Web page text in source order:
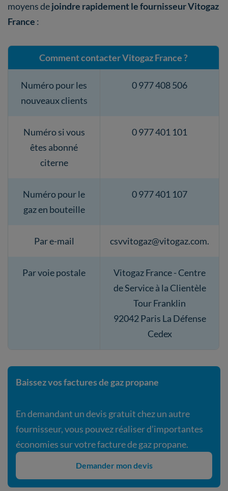
moyens dejoindre rapidement le fournisseur Vitogaz
France :
Comment contacter Vitogaz France ?
Numéro pour les
nouveaux clients
0 977 408 506
Numéro si vous
êtes abonné
citerne
0 977 401 101
Numéro pour le
gaz en bouteille
0 977 401 107
Par e-mail csvvitogaz@vitogaz.com.
Par voie postale
Vitogaz France - Centre
de Service à la Clientèle
Tour Franklin
92042 Paris La Défense
Cedex
Baissez vos factures de gaz propane
En demandant un devis gratuit chez un autre
fournisseur, vous pouvez réaliser d’importantes
économies sur votre facture de gaz propane.
Demander mon devis